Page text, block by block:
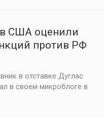
в США оценили
против РФ
в отставке Дуглас
в своем микроблоге в